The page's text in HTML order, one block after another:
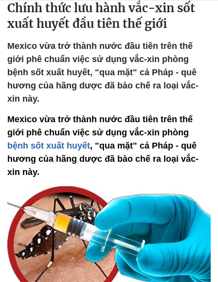
Chính thức lưu hành vắc-xin sốt
xuất huyết đầu tiên thế giới
Mexico vừa trở thành nước đầu tiên trên thế
giới phê chuẩn việc sử dụng vắc-xin phòng
bệnh sốt xuất huyết, "qua mặt" cả Pháp - quê
hương của hãng dược đã bào chế ra loại vắc-
xin này.
Mexico vừa trở thành nước đầu tiên trên thế
giới phê chuẩn việc sử dụng vắc-xin phòng
bệnh sốt xuất huyết, "qua mặt" cả Pháp - quê
hương của hãng dược đã bào chế ra loại vắc-
xin này.